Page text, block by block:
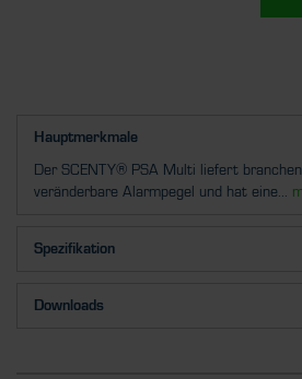
Hauptmerkmale
Der SCENTY® PSA Multi liefert
veränderbare Alarmpegel und hat eine...
Spezifikation
Downloads